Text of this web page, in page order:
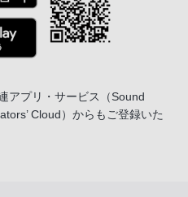
アプリ・サービス
（Sound
Cloud）からもご登録いた